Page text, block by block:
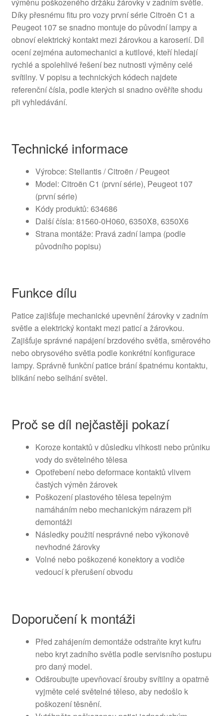
Díky přesnému fitu pro vozy první série Citroën C1 a
Peugeot 107 se snadno montuje do původní lampy a
obnoví elektrický kontakt mezi žárovkou a karoserií. Díl
ocení zejména automechanici a kutilové, kteří hledají
rychlé a spolehlivé řešení bez nutnosti výměny celé
svítilny. V popisu a technických kódech najdete
referenční čísla, podle kterých si snadno ověříte shodu
při vyhledávání.
Technické informace
Výrobce: Stellantis / Citroën / Peugeot
Model: Citroën C1 (první série), Peugeot 107
(první série)
Kódy produktů: 634686
Další čísla: 81560-0H060, 6350X8, 6350X6
Strana montáže: Pravá zadní lampa (podle
původního popisu)
Funkce dílu
Patice zajišťuje mechanické upevnění žárovky v zadním
světle a elektrický kontakt mezi paticí a žárovkou.
Zajišťuje správné napájení brzdového světla, směrového
nebo obrysového světla podle konkrétní konfigurace
lampy. Správně funkční patice brání špatnému kontaktu,
blikání nebo selhání světel.
Proč se díl nejčastěji pokazí
Koroze kontaktů v důsledku vlhkosti nebo průniku
vody do světelného tělesa
Opotřebení nebo deformace kontaktů vlivem
častých výměn žárovek
Poškození plastového tělesa tepelným
namáháním nebo mechanickým nárazem při
demontáži
Následky použití nesprávné nebo výkonově
nevhodné žárovky
Volné nebo poškozené konektory a vodiče
vedoucí k přerušení obvodu
Doporučení k montáži
Před zahájením demontáže odstraňte kryt kufru
nebo kryt zadního světla podle servisního postupu
pro daný model.
Odšroubujte upevňovací šrouby svítilny a opatrně
vyjměte celé světelné těleso, aby nedošlo k
poškození těsnění.